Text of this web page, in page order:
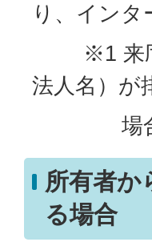
り、イン
※1 来庁
法人名）が
場合は
所有者か
る場合